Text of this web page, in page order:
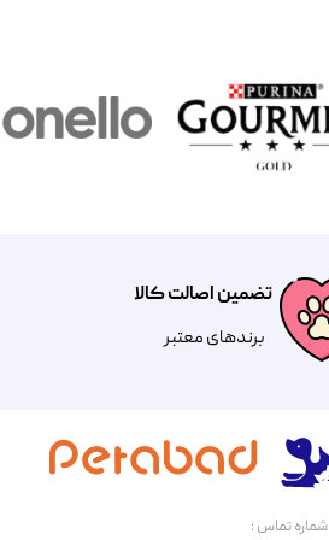
تضمین اصالت کالا
​​برندهای معتبر​​​​​​​
شماره تماس :